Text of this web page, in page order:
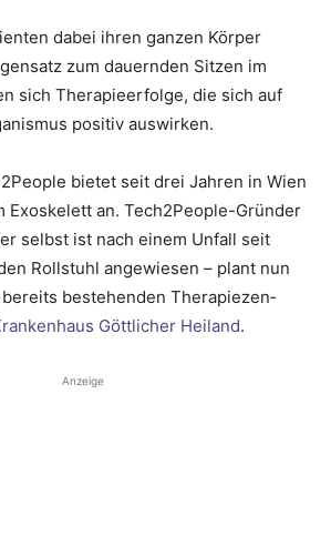
dabei ihren ganzen Körper
zum dauernden Sitzen im
sich ­Therapieerfolge, die sich auf
positiv auswirken.
bietet seit drei Jahren in Wien
Exo­skelett an. Tech2People-Gründer
selbst ist nach einem Unfall seit
Rollstuhl angewiesen – plant nun
bestehenden Therapiezen­
Göttlicher Heiland.
Anzeige